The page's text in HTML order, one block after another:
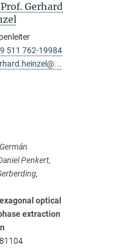
Gerhard
511 762-19984
Penkert,
optical
extraction